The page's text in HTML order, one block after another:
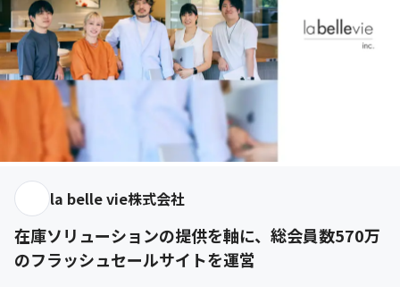
la belle vie株式会社
在庫ソリューションの提供を軸に、総会員数570万
のフラッシュセールサイトを運営